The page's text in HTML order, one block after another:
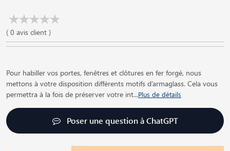
( 0 avis client )
Pour habiller vos portes, fenêtres et clôtures en fer forgé, nous
mettons à votre disposition différents motifs d’armaglass. Cela vous
permettra à la fois de préserver votre int...Plus de détails
Poser une question à ChatGPT